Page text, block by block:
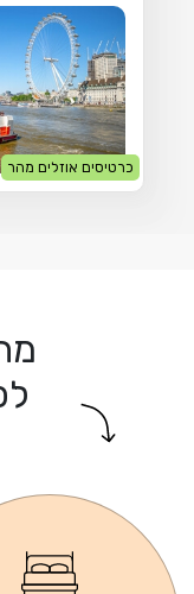
כרטיסים אוזלים מהר